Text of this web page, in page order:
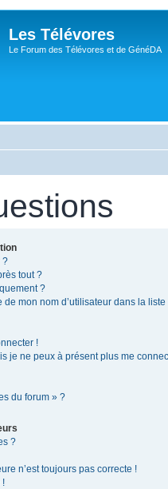
Les Télévores
Le Forum des Télévores et de GénéDA
?
tout ?
?
mon nom d’utilisateur dans la liste
!
je ne peux à présent plus me
du forum » ?
?
n’est toujours pas correcte !
!